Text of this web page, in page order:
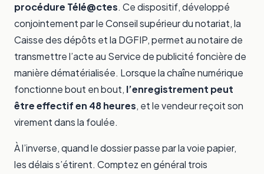
procédure Télé@ctes. Ce dispositif, développé
conjointement par le Conseil supérieur du notariat, la
Caisse des dépôts et la DGFIP, permet au notaire de
transmettre l’acte au Service de publicité foncière de
manière dématérialisée. Lorsque la chaîne numérique
fonctionne bout en bout, l’enregistrement peut
être effectif en 48 heures, et le vendeur reçoit son
virement dans la foulée.
À l’inverse, quand le dossier passe par la voie papier,
les délais s’étirent. Comptez en général trois